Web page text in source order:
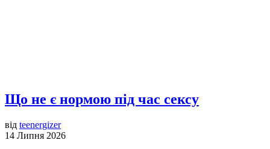
Що не є нормою під час сексу
від teenergizer
14 Липня 2026